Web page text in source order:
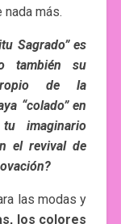
más.
Sagrado” es
también su
de la
“colado” en
imaginario
el revival de
las modas y
los colores